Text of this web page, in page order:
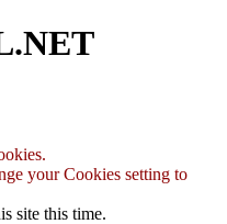
your Cookies setting to
site this time.